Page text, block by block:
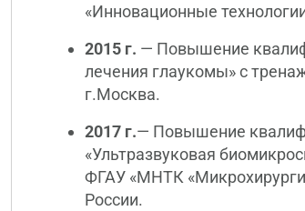
«Инновационные
2015 г. — Повышение
лечения глаукомы» с
г.Москва.
2017 г.— Повышение
«Ультразвуковая
ФГАУ «МНТК
России.